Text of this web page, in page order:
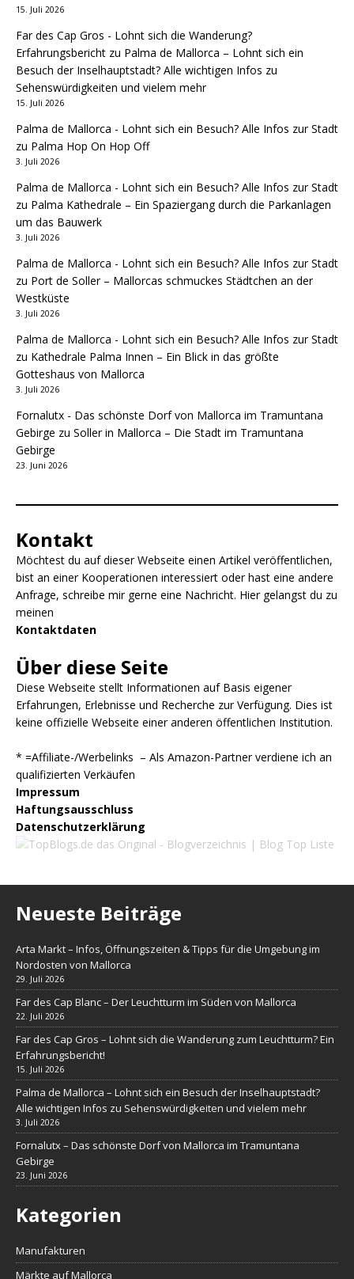
15. Juli 2026
Far des Cap Gros - Lohnt sich die Wanderung?
Erfahrungsbericht zu Palma de Mallorca – Lohnt sich ein
Besuch der Inselhauptstadt? Alle wichtigen Infos zu
Sehenswürdigkeiten und vielem mehr
15. Juli 2026
Palma de Mallorca - Lohnt sich ein Besuch? Alle Infos zur Stadt
zu Palma Hop On Hop Off
3. Juli 2026
Palma de Mallorca - Lohnt sich ein Besuch? Alle Infos zur Stadt
zu Palma Kathedrale – Ein Spaziergang durch die Parkanlagen
um das Bauwerk
3. Juli 2026
Palma de Mallorca - Lohnt sich ein Besuch? Alle Infos zur Stadt
zu Port de Soller – Mallorcas schmuckes Städtchen an der
Westküste
3. Juli 2026
Palma de Mallorca - Lohnt sich ein Besuch? Alle Infos zur Stadt
zu Kathedrale Palma Innen – Ein Blick in das größte
Gotteshaus von Mallorca
3. Juli 2026
Fornalutx - Das schönste Dorf von Mallorca im Tramuntana
Gebirge zu Soller in Mallorca – Die Stadt im Tramuntana
Gebirge
23. Juni 2026
Kontakt
Möchtest du auf dieser Webseite einen Artikel veröffentlichen,
bist an einer Kooperationen interessiert oder hast eine andere
Anfrage, schreibe mir gerne eine Nachricht. Hier gelangst du zu
meinen
Kontaktdaten
Über diese Seite
Diese Webseite stellt Informationen auf Basis eigener
Erfahrungen, Erlebnisse und Recherche zur Verfügung. Dies ist
keine offizielle Webseite einer anderen öffentlichen Institution.
* =Affiliate-/Werbelinks – Als Amazon-Partner verdiene ich an
qualifizierten Verkäufen
Impressum
Haftungsausschluss
Datenschutzerklärung
Neueste Beiträge
Arta Markt – Infos, Öffnungszeiten & Tipps für die Umgebung im
Nordosten von Mallorca
29. Juli 2026
Far des Cap Blanc – Der Leuchtturm im Süden von Mallorca
22. Juli 2026
Far des Cap Gros – Lohnt sich die Wanderung zum Leuchtturm? Ein
Erfahrungsbericht!
15. Juli 2026
Palma de Mallorca – Lohnt sich ein Besuch der Inselhauptstadt?
Alle wichtigen Infos zu Sehenswürdigkeiten und vielem mehr
3. Juli 2026
Fornalutx – Das schönste Dorf von Mallorca im Tramuntana
Gebirge
23. Juni 2026
Kategorien
Manufakturen
Märkte auf Mallorca